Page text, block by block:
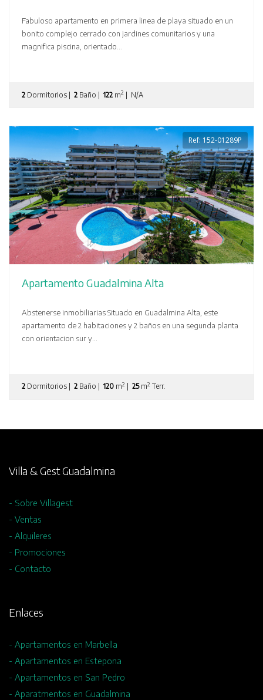
Fabuloso apartamento en primera linea de playa situado en un
bonito complejo cerrado con jardines comunitarios y una
magnifica piscina, orientado...
2Dormitorios | 2Baño | 122m2| N/A
Ref: 152-01289P
Apartamento Guadalmina Alta
Abstenerse inmobiliarias Situado en Guadalmina Alta, este
apartamento de 2 habitaciones y 2 baños en una segunda planta
con orientacion sur y...
2Dormitorios | 2Baño | 120m2| 25m2Terr.
Villa & Gest Guadalmina
- Sobre Villagest
- Ventas
- Alquileres
- Promociones
- Contacto
Enlaces
- Apartamentos en Marbella
- Apartamentos en Estepona
- Apartamentos en San Pedro
- Aparatmentos en Guadalmina